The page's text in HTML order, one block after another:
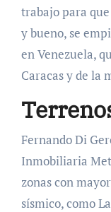
trabajo para
y bueno, se
en Venezuela,
Caracas y de la
Fernando Di
Inmobiliaria
zonas con
sísmico, como